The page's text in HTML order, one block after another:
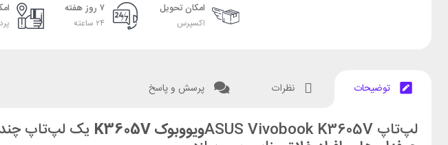
امکان تحویل
اکسپرس
۷ روز هفته
۲۴ ساعته
توضیحات نظرات پرسش و پاسخ
لپ‌تاپ ASUS Vivobook K3605V ویوو‌بوک K3605V یک لپ‌تاپ